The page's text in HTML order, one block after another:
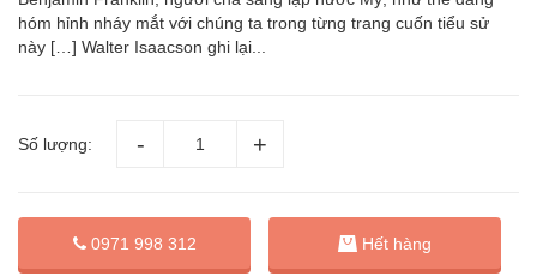
hóm hỉnh nháy mắt với chúng ta trong từng trang cuốn tiểu sử
này […] Walter Isaacson ghi lại...
Số lượng:
0971 998 312 Hết hàng